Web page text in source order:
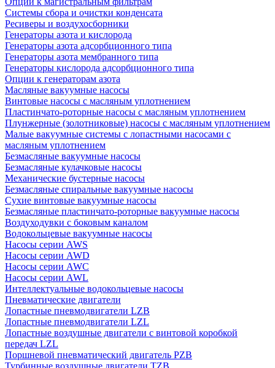
Системы сбора и очистки конденсата
Ресиверы и воздухосборники
Генераторы азота и кислорода
Генераторы азота адсорбционного типа
Генераторы азота мембранного типа
Генераторы кислорода адсорбционного типа
Опции к генераторам азота
Масляные вакуумные насосы
Винтовые насосы с масляным уплотнением
Пластинчато-роторные насосы с масляным уплотнением
Плунжерные (золотниковые) насосы с масляным уплотнением
Малые вакуумные системы с лопастными насосами с
масляным уплотнением
Безмасляные вакуумные насосы
Безмасляные кулачковые насосы
Механические бустерные насосы
Безмасляные спиральные вакуумные насосы
Сухие винтовые вакуумные насосы
Безмасляные пластинчато-роторные вакуумные насосы
Воздуходувки с боковым каналом
Водокольцевые вакуумные насосы
Насосы серии AWS
Насосы серии AWD
Насосы серии AWC
Насосы серии AWL
Интеллектуальные водокольцевые насосы
Пневматические двигатели
Лопастные пневмодвигатели LZB
Лопастные пневмодвигатели LZL
Лопастные воздушные двигатели с винтовой коробкой
передач LZL
Поршневой пневматический двигатель PZB
Турбинные воздушные двигатели TZB